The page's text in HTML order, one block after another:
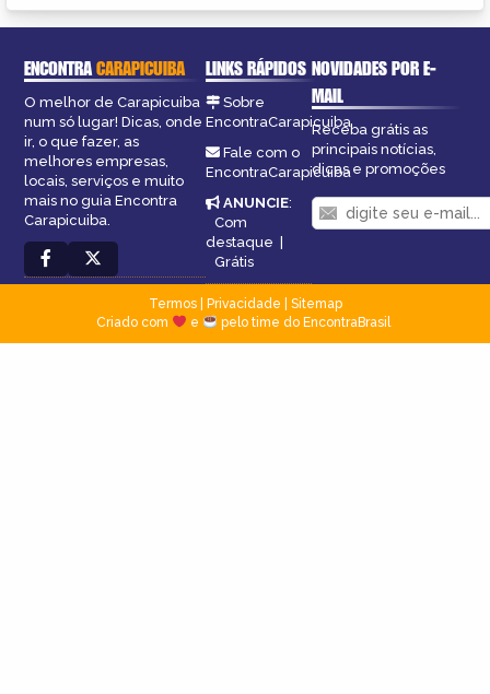
ENCONTRACARAPICUIBA
O melhor de Carapicuiba
num só lugar! Dicas, onde
ir, o que fazer, as
melhores empresas,
locais, serviços e muito
mais no guia Encontra
Carapicuiba.
LINKS RÁPIDOS
Sobre
EncontraCarapicuiba
Fale com o
EncontraCarapicuiba
ANUNCIE:
Com
destaque
Grátis
NOVIDADES POR E-
MAIL
Receba grátis as
principais notícias,
dicas e promoções
Termos| Privacidade
Sitemap
Criado com
e pelo time do EncontraBrasil